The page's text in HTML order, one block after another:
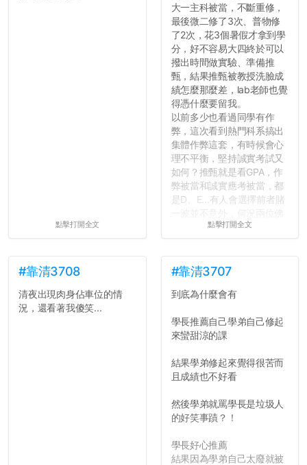
點擊打開全文
大一主科被當，不斷重修，
最後微二修了3次、普物修
了2次，花3個暑假才拿到學
分，好不容易大四終於可以
撥出時間做實驗、準備推
甄，結果推甄被教授洗臉成
績怎麼那麼差，lab老師也覺
得憑什麼要留我。
以前多少也看過同學有作
弊，這次看到熱門科系搞出
集體作弊這套，有時候會心
理不平衡，堅持誠實考試又
如何？推甄就是看GPA，作
弊被當和誠實應考被當，都
是D、E...有人會選擇前者賭
心教授看起來要輕輕放下
長作弊的風氣。
反正老人我明天就要搬離新
關，就當最後一天發個牢騷
吧XD，祝學弟妹們修課順利
點擊打開全文
#靠清3708
清夜出現肉身佔車位的情
況，還看著我傻笑...
#靠清3707
到底為什麼會有
學長推薦自己學弟自己修起
來蠻甜涼的課
結果學弟修起來覺得很苦而
且成績也不好看
然後學弟就罵學長是垃圾人
的好笑事蹟？！
學長好心推薦
結果因為學弟自己太廢就被